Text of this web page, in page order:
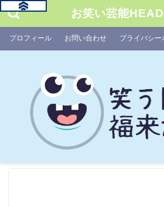
お笑い芸能
プロフィール お問い合わせ プライバシー